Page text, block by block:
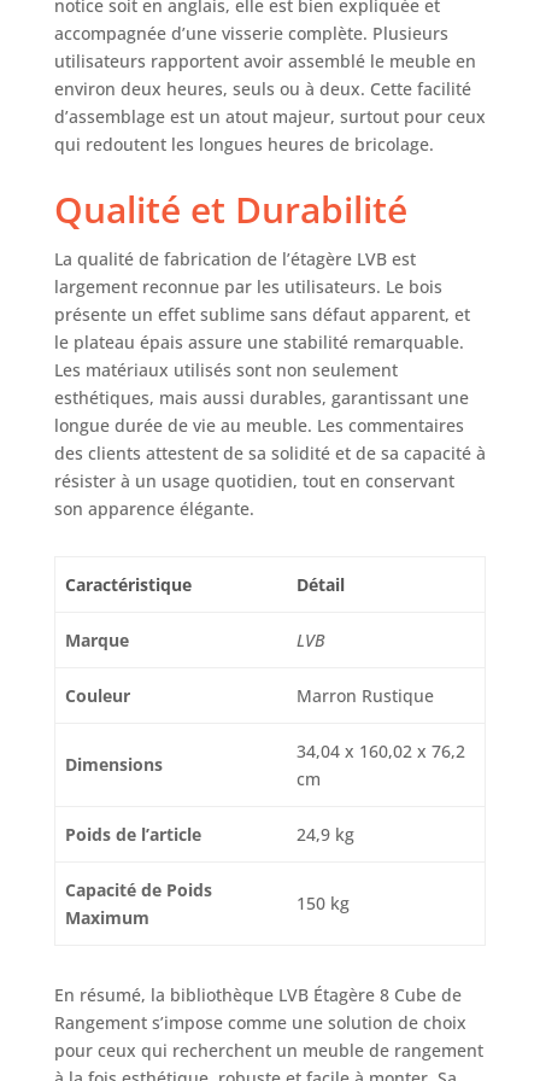
charme moderne
de la ferme.
Durable et haute
capacité de charge
: fabriquée en MDF
de haute qualité et
métalliques
robustes, cette
étagère à
compartiments
peut supporter
jusqu’à 150 kg sur
le plateau
supérieur et 50 kg
par compartiment.
Pendant ce temps,
il y a 3 pieds de
rangement
améliorer la
2 pièces de
basculement
l'étagère au mur,
évitant les chutes
blessures. Facile à
intelligent, nous
simples à travers
toutes les étapes
afin que vous
puissiez monter
notice soit en anglais, elle est bien expliquée et
accompagnée d’une visserie complète. Plusieurs
utilisateurs rapportent avoir assemblé le meuble en
environ deux heures, seuls ou à deux. Cette facilité
d’assemblage est un atout majeur, surtout pour ceux
qui redoutent les longues heures de bricolage.
Qualité et Durabilité
La qualité de fabrication de l’étagère LVB est
largement reconnue par les utilisateurs. Le bois
présente un effet sublime sans défaut apparent, et
le plateau épais assure une stabilité remarquable.
Les matériaux utilisés sont non seulement
esthétiques, mais aussi durables, garantissant une
longue durée de vie au meuble. Les commentaires
des clients attestent de sa solidité et de sa capacité à
résister à un usage quotidien, tout en conservant
son apparence élégante.
Caractéristique Détail
Marque LVB
Couleur Marron Rustique
Dimensions
34,04 x 160,02 x 76,2
cm
Poids de l’article 24,9 kg
Capacité de Poids
Maximum
150 kg
En résumé, la bibliothèque LVB Étagère 8 Cube de
Rangement s’impose comme une solution de choix
pour ceux qui recherchent un meuble de rangement